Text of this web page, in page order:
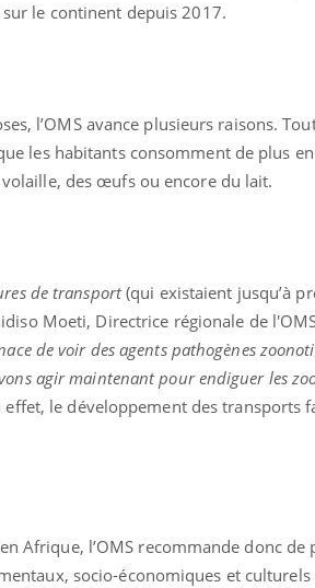
le continent depuis 2017.
l’OMS avance plusieurs raisons.
les habitants consomment de plus
des œufs ou encore du lait.
de transport(qui existaient jusqu’à
Moeti, Directrice régionale de
de voir des agents pathogènes
agir maintenant pour endiguer les
effet, le développement des transports
Afrique, l’OMS recommande donc de
socio-économiques et